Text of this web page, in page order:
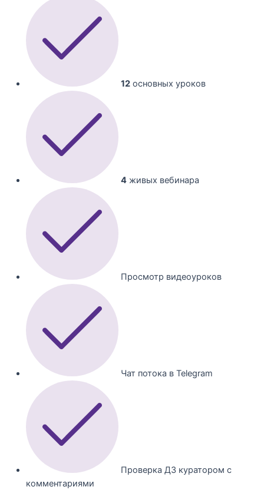
12основных уроков
4живых вебинара
Просмотр видеоуроков
Чат потока в Telegram
Проверка ДЗ куратором с
комментариями